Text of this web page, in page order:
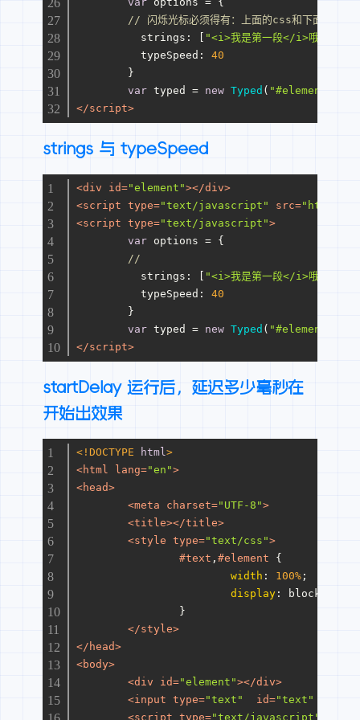
// 闪烁光标必须得有：上面的css和下面字符
strings : [
"<i>我是第一段</i>哦哦哦
typeSpeed : 40
	}
var typed = new Typed ( "#element"
</script>
strings 与 typeSpeed
<div id="element"></div>
<script type="text/javascript" src="https://
<script type="text/javascript">
var options = {
//
strings : [
"<i>我是第一段</i>哦哦哦哦
typeSpeed : 40
	}
var typed = new Typed ( "#element"
</script>
startDelay 运行后，延迟多少毫秒在
开始出效果
<!DOCTYPE html>
<html lang="en">
<head>
<meta charset="UTF-8">
<title></title>
<style type="text/css">
#text ,#element {
width : 100% ;
display : block;
		}
</style>
</ head>
<body>
<div id="element"></div>
<input type="text" id="text"
<script type="text/javascript"